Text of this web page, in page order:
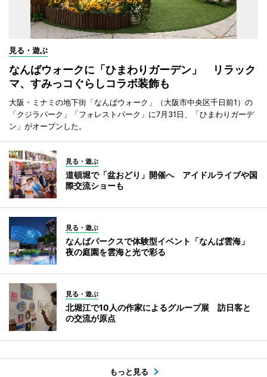
見る・遊ぶ
なんばウォークに「ひまわりガーデン」 リラック
マ、すみっコぐらしコラボ装飾も
大阪・ミナミの地下街「なんばウォーク」（大阪市中央区千日前1）の
「クジラパーク」「フォレストパーク」に7月31日、「ひまわりガーデ
ン」がオープンした。
見る・遊ぶ
道頓堀で「盆おどり」開催へ アイドルライブや国
際交流ショーも
見る・遊ぶ
なんばパークスで体験型イベント「なんば雲海」
夜の庭園を雲海と光で彩る
見る・遊ぶ
北堀江で10人の作家によるグループ展 訪日客と
の交流が原点
もっと見る